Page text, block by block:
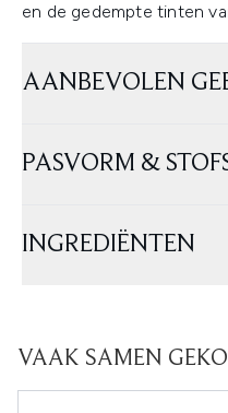
en de gedempte tinten
AANBEVOLEN
PASVORM &
INGREDIËNTEN
VAAK SAMEN